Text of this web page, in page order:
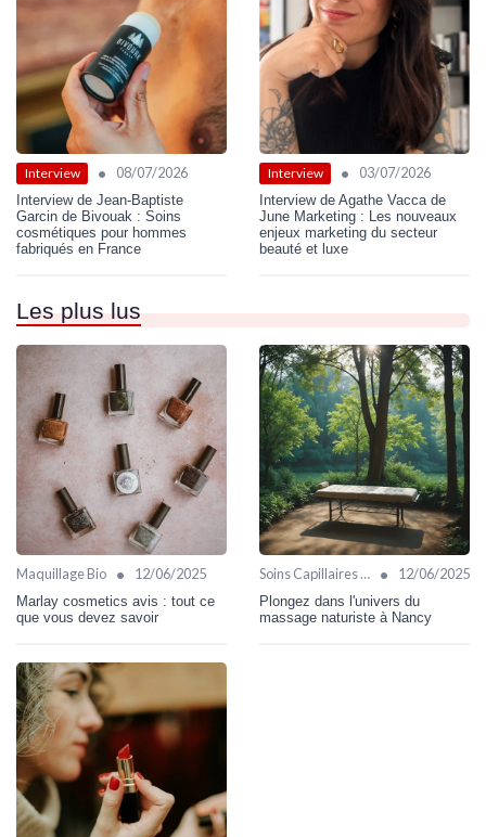
Interview • 08/07/2026
Interview de Jean-Baptiste
Garcin de Bivouak : Soins
cosmétiques pour hommes
fabriqués en France
Interview • 03/07/2026
Interview de Agathe Vacca de
June Marketing : Les nouveaux
enjeux marketing du secteur
beauté et luxe
Les plus lus
Maquillage Bio • 12/06/2025
Marlay cosmetics avis : tout ce
que vous devez savoir
Soins Capillaires Bio • 12/06/2025
Plongez dans l'univers du
massage naturiste à Nancy